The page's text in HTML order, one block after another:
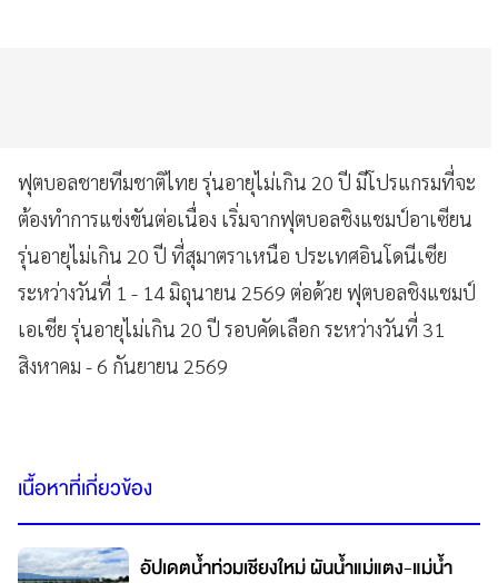
ฟุตบอลชายทีมชาติไทย รุ่นอายุไม่เกิน 20 ปี มีโปรแกรมที่จะ
ต้องทำการแข่งขันต่อเนื่อง เริ่มจากฟุตบอลชิงแชมป์อาเซียน
รุ่นอายุไม่เกิน 20 ปี ที่สุมาตราเหนือ ประเทศอินโดนีเซีย
ระหว่างวันที่ 1 - 14 มิถุนายน 2569 ต่อด้วย ฟุตบอลชิงแชมป์
เอเชีย รุ่นอายุไม่เกิน 20 ปี รอบคัดเลือก ระหว่างวันที่ 31
สิงหาคม - 6 กันยายน 2569
เนื้อหาที่เกี่ยวข้อง
อัปเดตน้ำท่วมเชียงใหม่ ผันน้ำแม่แตง-แม่น้ำ